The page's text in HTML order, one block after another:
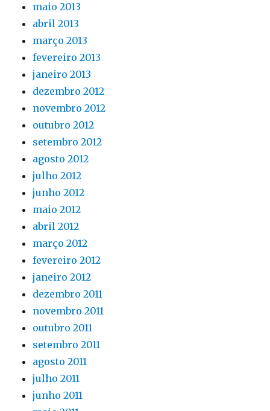
maio 2013
abril 2013
março 2013
fevereiro 2013
janeiro 2013
dezembro 2012
novembro 2012
outubro 2012
setembro 2012
agosto 2012
julho 2012
junho 2012
maio 2012
abril 2012
março 2012
fevereiro 2012
janeiro 2012
dezembro 2011
novembro 2011
outubro 2011
setembro 2011
agosto 2011
julho 2011
junho 2011